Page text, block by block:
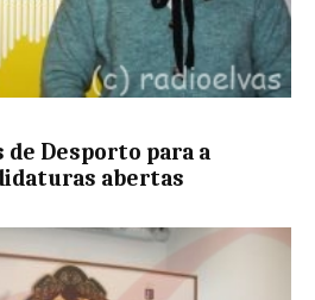
Desporto para a
abertas